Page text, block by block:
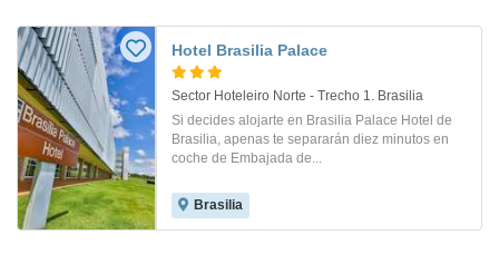
Hotel Brasilia Palace
Sector Hoteleiro Norte - Trecho 1. Brasilia
Si decides alojarte en Brasilia Palace Hotel de
Brasilia, apenas te separarán diez minutos en
coche de Embajada de...
Brasilia